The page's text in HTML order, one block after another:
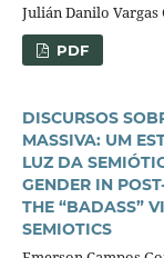
Julián Danilo
PDF
DISCURSOS
MASSIVA: UM
LUZ DA
GENDER IN
THE “BADASS”
SEMIOTICS